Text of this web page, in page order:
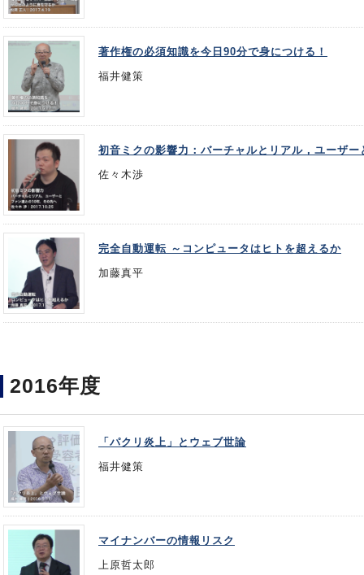
著作権の必須知識を今日90分で身につける！
福井健策
初音ミクの影響力：バーチャルとリアル，ユーザ
佐々木渉
完全自動運転 ～コンピュータはヒトを超えるか
加藤真平
2016年度
「パクリ炎上」とウェブ世論
福井健策
マイナンバーの情報リスク
上原哲太郎